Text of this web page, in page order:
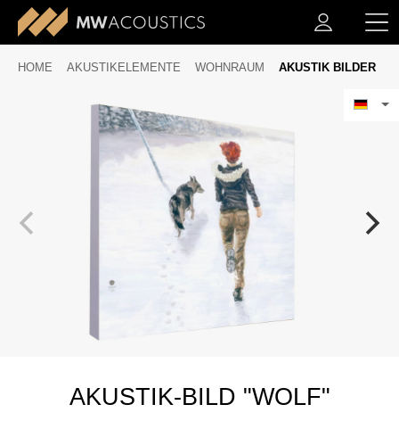
HOME AKUSTIKELEMENTE WOHNRAUM AKUSTIK BILDER
AKUSTIK-BILD "WOLF"